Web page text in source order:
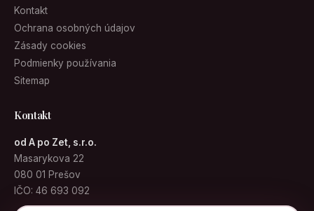
Kontakt
Ochrana osobných údajov
Zásady cookies
Podmienky používania
Sitemap
Kontakt
od A po Zet, s.r.o.
Masarykova 22
080 01 Prešov
IČO: 46 693 092